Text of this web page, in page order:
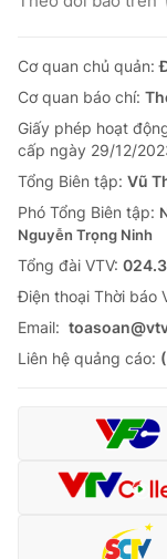
Cơ quan chủ quản:
Cơ quan báo chí:
Giấy phép hoạt
cấp ngày 29/12/
Tổng Biên tập: Vũ
Phó Tổng Biên tập:
Nguyễn Trọng Ninh
Tổng đài VTV:
Ðiện thoại Thời báo
Email:
Liên hệ quảng cáo: